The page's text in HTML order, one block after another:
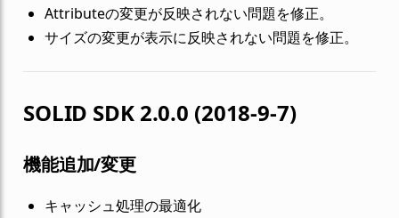
Attributeの変更が反映されない問題を修正。
サイズの変更が表示に反映されない問題を修正。
SOLID SDK 2.0.0 (2018-9-7)
機能追加/変更
キャッシュ処理の最適化